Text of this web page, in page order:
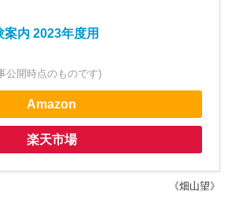
内 2023年度用
公開時点のものです)
Amazon
楽天市場
《畑山望》